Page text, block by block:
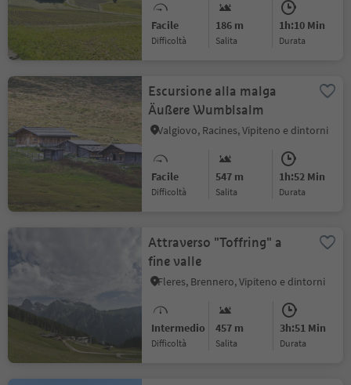
Facile
Difficoltà
186 m
Salita
1h:10 Min
durata
Escursione alla malga
Äußere Wumblsalm
Valgiovo, Racines, Vipiteno e dintorni
Facile
Difficoltà
547 m
Salita
1h:52 Min
durata
Attraverso "Toffring" a
fine valle
Fleres, Brennero, Vipiteno e dintorni
Intermedio
Difficoltà
457 m
Salita
3h:51 Min
durata